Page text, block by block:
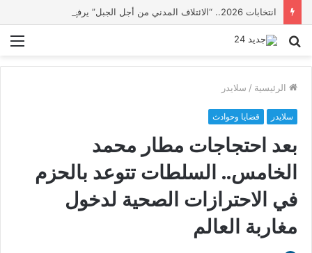
بحث
الرئيسية / سلايدر
سلايدر قضايا وحوادث
بعد احتجاجات مطار محمد
الخامس.. السلطات تتوعد بالحزم
في الاحترازات الصحية لدخول
مغاربة العالم